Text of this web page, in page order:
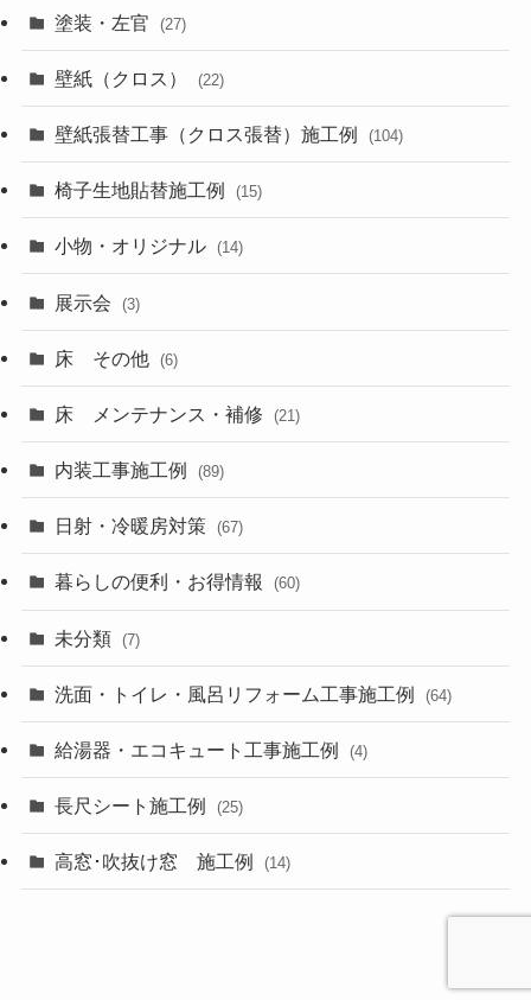
塗装・左官 (27)
壁紙（クロス） (22)
壁紙張替工事（クロス張替）施工例 (104)
椅子生地貼替施工例 (15)
小物・オリジナル (14)
展示会 (3)
床 その他 (6)
床 メンテナンス・補修 (21)
内装工事施工例 (89)
日射・冷暖房対策 (67)
暮らしの便利・お得情報 (60)
未分類 (7)
洗面・トイレ・風呂リフォーム工事施工例 (64)
給湯器・エコキュート工事施工例 (4)
長尺シート施工例 (25)
高窓･吹抜け窓 施工例 (14)